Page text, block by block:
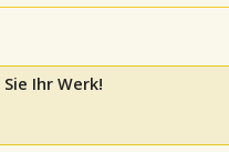
Ihr Werk!